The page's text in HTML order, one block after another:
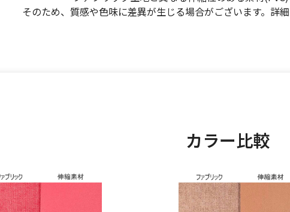
そのため、質感や色味に差異が生じる場合がございます。詳
カラー比較